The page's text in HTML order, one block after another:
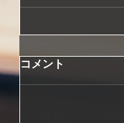
コメント